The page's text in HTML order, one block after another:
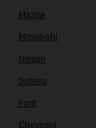
Mazda
Mitsubishi
Nissan
Subaru
Ford
Chevrolet